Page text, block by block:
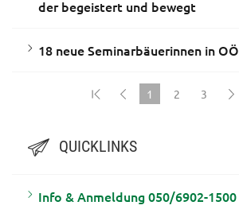
der begeistert und bewegt
18 neue Seminarbäuerinnen in OÖ
1
2 3
QUICKLINKS
Info & Anmeldung 050/6902-1500